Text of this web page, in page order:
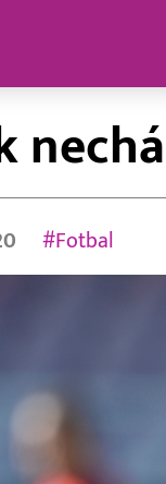
#Fotbal